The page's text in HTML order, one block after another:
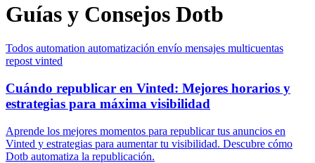
Guías y Consejos Dotb
Todos automation automatización envío mensajes multicuentas
repost vinted
Cuándo republicar en Vinted: Mejores horarios y
estrategias para máxima visibilidad
Aprende los mejores momentos para republicar tus anuncios en
Vinted y estrategias para aumentar tu visibilidad. Descubre cómo
Dotb automatiza la republicación.